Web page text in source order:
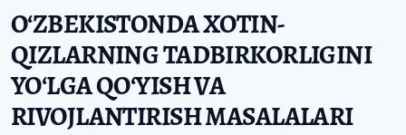
OʻZBEKISTONDA XOTIN-
QIZLARNING TADBIRKORLIGINI
YOʻLGA QOʻYISH VA
RIVOJLANTIRISH MASALALARI